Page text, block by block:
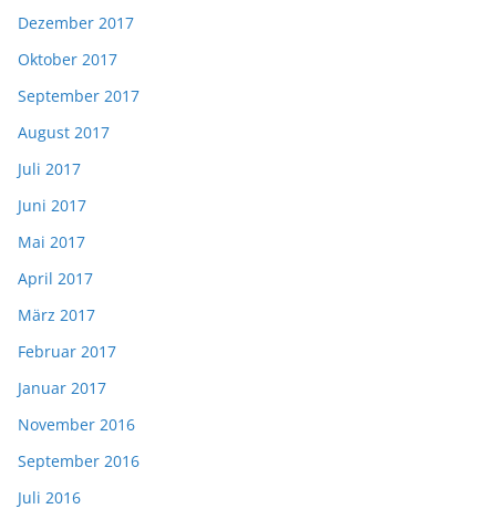
Dezember 2017
Oktober 2017
September 2017
August 2017
Juli 2017
Juni 2017
Mai 2017
April 2017
März 2017
Februar 2017
Januar 2017
November 2016
September 2016
Juli 2016